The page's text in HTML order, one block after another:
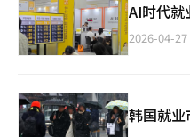
AI时代就
2026-04-27
韩国就